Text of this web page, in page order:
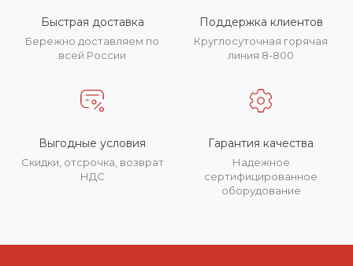
Быстрая доставка
Бережно доставляем по
всей России
Поддержка клиентов
Круглосуточная горячая
линия 8-800
Выгодные условия
Скидки, отсрочка, возврат
НДС
Гарантия качества
Надежное
сертифицированное
оборудование